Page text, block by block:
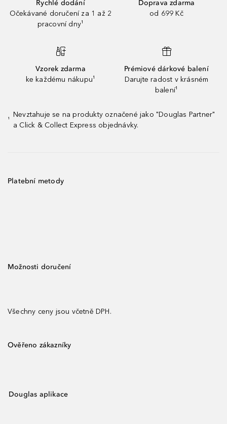
Rychlé dodání
Očekávané doručení za 1 až 2
pracovní dny¹
Doprava zdarma
od 699 Kč
Vzorek zdarma
ke každému nákupu¹
Prémiové dárkové balení
Darujte radost v krásném
balení¹
¹
Nevztahuje se na produkty označené jako "Douglas Partner"
a Click & Collect Express objednávky.
Platební metody
Možnosti doručení
Všechny ceny jsou včetně DPH.
Ověřeno zákazníky
Douglas aplikace